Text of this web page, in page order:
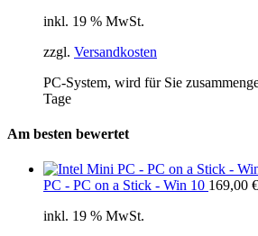
inkl. 19 % MwSt.
zzgl. Versandkosten
PC-System, wird für Sie
Tage
Am besten bewertet
PC - PC on a Stick - Win 10 169,00 €
inkl. 19 % MwSt.